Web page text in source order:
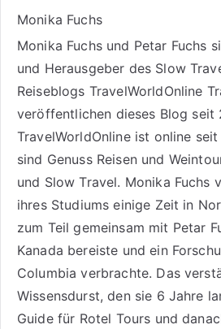
Monika Fuchs
Monika Fuchs und Petar Fuchs
und Herausgeber des Slow
Reiseblogs TravelWorldOnline
veröffentlichen dieses Blog seit
TravelWorldOnline ist online
sind Genuss Reisenund
und Slow Travel. Monika Fuchs
ihres Studiums einige Zeit in
zum Teil gemeinsam mit Petar
Kanada bereiste und ein
Columbia verbrachte. Das
Wissensdurst, den sie 6 Jahre
Guide für Rotel Tours und